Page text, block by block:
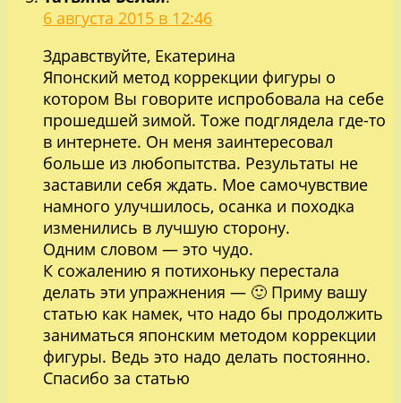
6 августа 2015 в 12:46
Здравствуйте, Екатерина
Японский метод коррекции фигуры о
котором Вы говорите испробовала на себе
прошедшей зимой. Тоже подглядела где-то
в интернете. Он меня заинтересовал
больше из любопытства. Результаты не
заставили себя ждать. Мое самочувствие
намного улучшилось, осанка и походка
изменились в лучшую сторону.
Одним словом — это чудо.
К сожалению я потихоньку перестала
делать эти упражнения — 🙂 Приму вашу
статью как намек, что надо бы продолжить
заниматься японским методом коррекции
фигуры. Ведь это надо делать постоянно.
Спасибо за статью